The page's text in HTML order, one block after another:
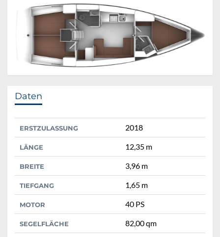
Daten
ERSTZULASSUNG 2018
LÄNGE 12,35 m
BREITE 3,96 m
TIEFGANG 1,65 m
MOTOR 40 PS
SEGELFLÄCHE 82,00 qm